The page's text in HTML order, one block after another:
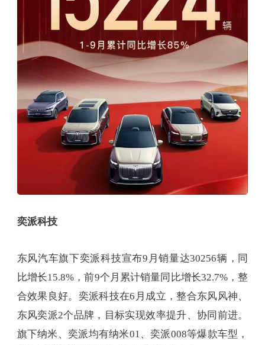
奕派科技
东风汽车旗下奕派科技宣布9月销量达30256辆，同
比增长15.8%，前9个月累计销量同比增长32.7%，整
合效果良好。奕派科技在6月成立，整合东风风神、
东风奕派2个品牌，目标实现效率提升、协同前进。
旗下纳米、奕派均有纳米01、奕派008等爆款车型，